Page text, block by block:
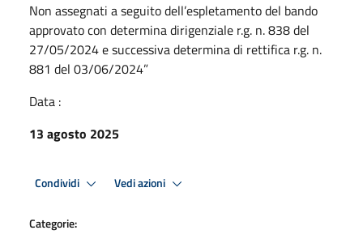
Non assegnati a seguito dell’espletamento del bando
approvato con determina dirigenziale r.g. n. 838 del
27/05/2024 e successiva determina di rettifica r.g. n.
881 del 03/06/2024”
Data :
13 agosto 2025
Condividi Vedi azioni
Categorie: